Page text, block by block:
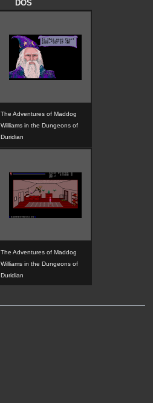
DOS
The Adventures of Maddog
Williams in the Dungeons of
Duridian
The Adventures of Maddog
Williams in the Dungeons of
Duridian